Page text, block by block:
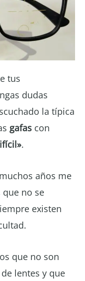
tus
dudas
la típica
gafas con
.
años me
que no se
existen
que no son
lentes y que